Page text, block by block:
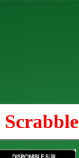
Scrabble